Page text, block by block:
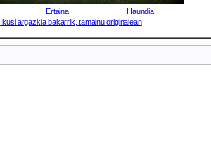
Ertaina
Haundia
Ikusi argazkia bakarrik, tamainu originalean